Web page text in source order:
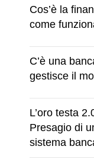
Cos’è la
come
C’è una
gestisce il
L’oro testa
Presagio di
sistema